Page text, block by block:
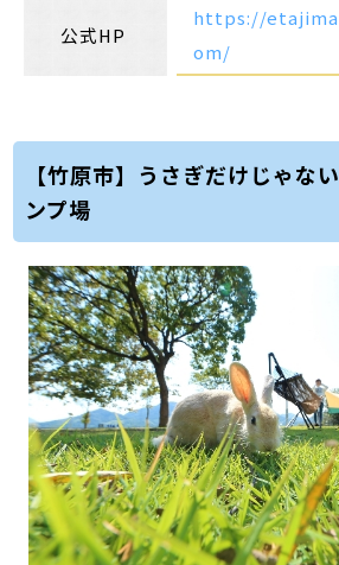
公式HP
https://
om/
【竹原市】うさぎだけじゃな
ンプ場